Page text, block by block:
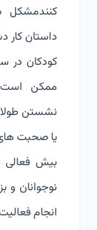
کنندمشکل
داستان کار
کودکان در
ممکن است
نشستن
یا صحبت
بیش فعالی
نوجوانان و
انجام